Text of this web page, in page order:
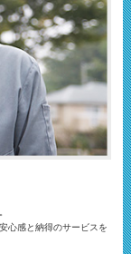
心感と納得のサービスを